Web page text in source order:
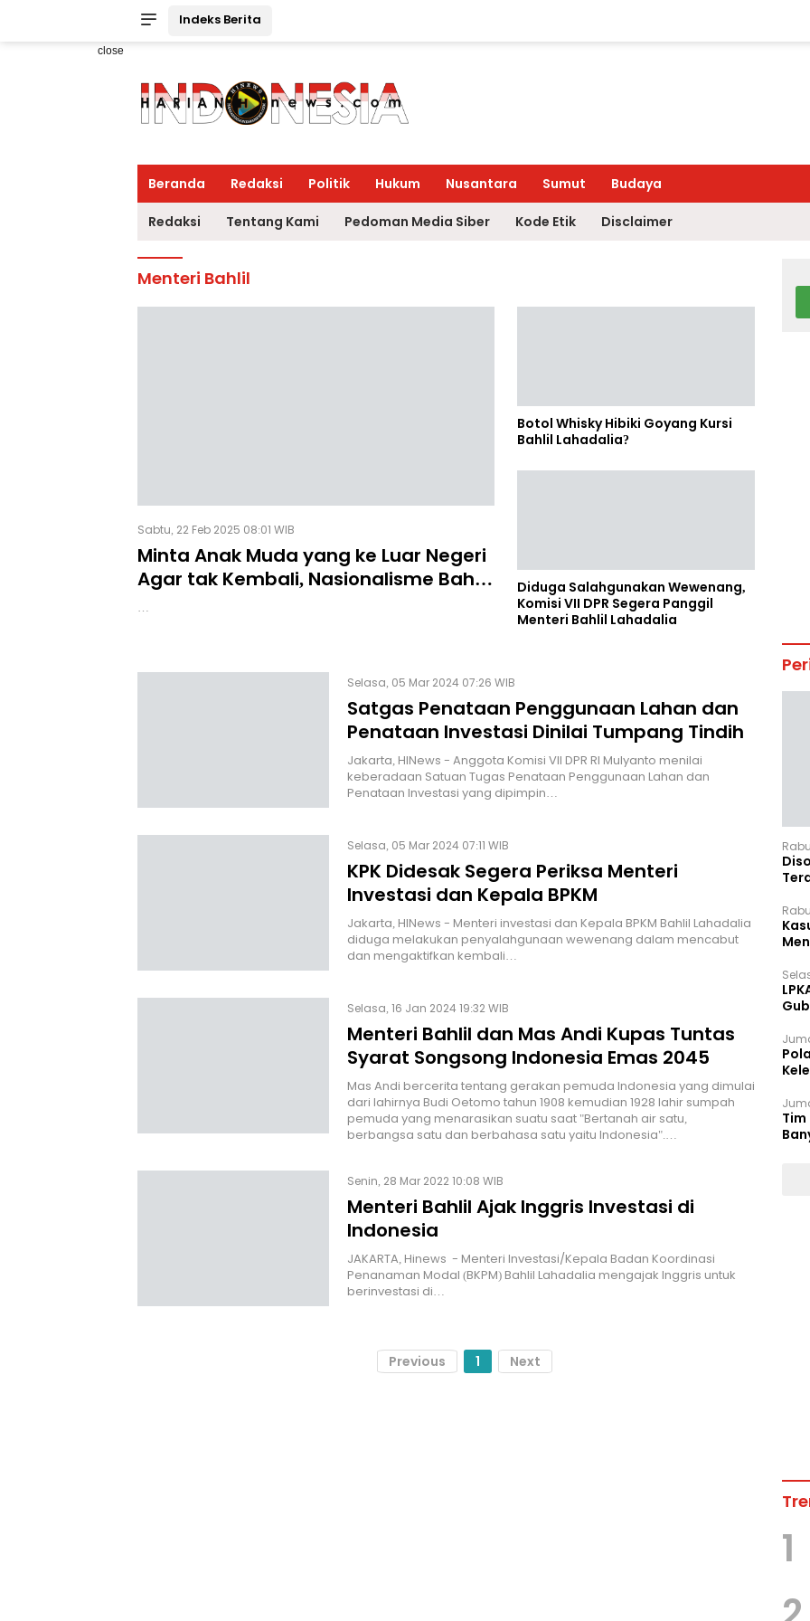
Indeks Berita
close
Beranda Redaksi Politik Hukum Nusantara Sumut Budaya
Redaksi Tentang Kami Pedoman Media Siber Kode Etik Disclaimer
Menteri Bahlil
Sabtu, 22 Feb 2025 08:01 WIB
Minta Anak Muda yang ke Luar Negeri
Agar tak Kembali, Nasionalisme Bahlil
…
Botol Whisky Hibiki Goyang Kursi
Bahlil Lahadalia?
Diduga Salahgunakan Wewenang,
Komisi VII DPR Segera Panggil
Menteri Bahlil Lahadalia
Selasa, 05 Mar 2024 07:26 WIB
Satgas Penataan Penggunaan Lahan dan
Penataan Investasi Dinilai Tumpang Tindih
Jakarta, HINews - Anggota Komisi VII DPR RI Mulyanto menilai
keberadaan Satuan Tugas Penataan Penggunaan Lahan dan
Penataan Investasi yang dipimpin…
Selasa, 05 Mar 2024 07:11 WIB
KPK Didesak Segera Periksa Menteri
Investasi dan Kepala BPKM
Jakarta, HINews - Menteri investasi dan Kepala BPKM Bahlil Lahadalia
diduga melakukan penyalahgunaan wewenang dalam mencabut
dan mengaktifkan kembali…
Selasa, 16 Jan 2024 19:32 WIB
Menteri Bahlil dan Mas Andi Kupas Tuntas
Syarat Songsong Indonesia Emas 2045
Mas Andi bercerita tentang gerakan pemuda Indonesia yang dimulai
dari lahirnya Budi Oetomo tahun 1908 kemudian 1928 lahir sumpah
pemuda yang menarasikan suatu saat "Bertanah air satu,
berbangsa satu dan berbahasa satu yaitu Indonesia".…
Senin, 28 Mar 2022 10:08 WIB
Menteri Bahlil Ajak Inggris Investasi di
Indonesia
JAKARTA, Hinews - Menteri Investasi/Kepala Badan Koordinasi
Penanaman Modal (BKPM) Bahlil Lahadalia mengajak Inggris untuk
berinvestasi di…
Previous 1 Next
Tim
1